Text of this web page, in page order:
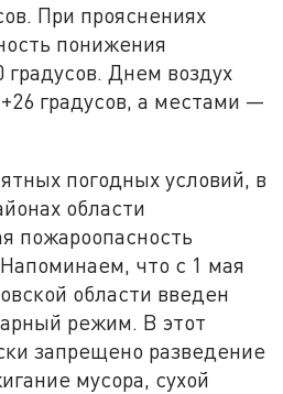
При прояснениях
понижения
Днем воздух
градусов, а местами —
погодных условий, в
области
пожароопасность
что с 1 мая
области введен
режим. В этот
запрещено разведение
мусора, сухой